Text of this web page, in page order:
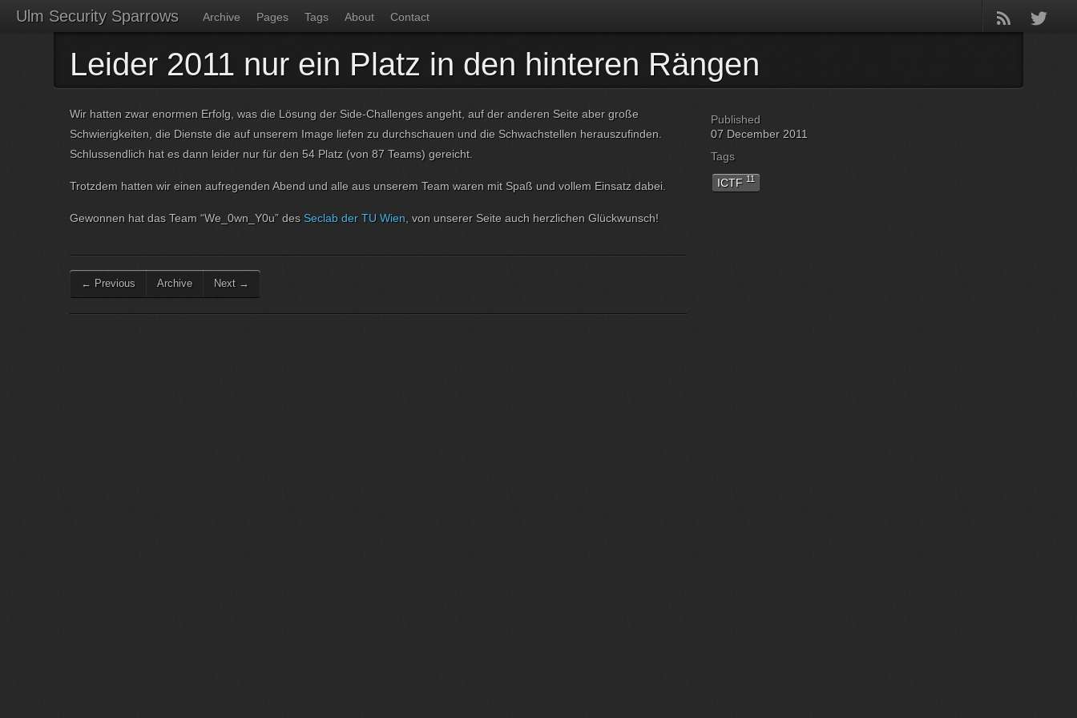
Ulm Security Sparrows Archive Pages Tags About Contact
Leider 2011 nur ein Platz in den hinteren Rängen
Wir hatten zwar enormen Erfolg, was die Lösung der Side-Challenges angeht, auf der anderen Seite aber große
Schwierigkeiten, die Dienste die auf unserem Image liefen zu durchschauen und die Schwachstellen herauszufinden.
Schlussendlich hat es dann leider nur für den 54 Platz (von 87 Teams) gereicht.
Trotzdem hatten wir einen aufregenden Abend und alle aus unserem Team waren mit Spaß und vollem Einsatz dabei.
Gewonnen hat das Team “We_0wn_Y0u” des Seclab der TU Wien , von unserer Seite auch herzlichen Glückwunsch!
← Previous Archive Next →
Published
07 December 2011
Tags
ICTF 11